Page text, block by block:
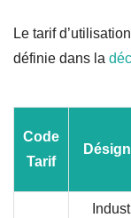
Le tarif
définie dans la
Code
Tarif